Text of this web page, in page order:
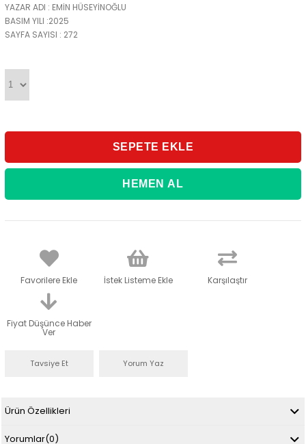
YAZAR ADI : EMİN HÜSEYİNOĞLU
BASIM YILI :2025
SAYFA SAYISI : 272
Favorilere Ekle İstek Listeme Ekle Karşılaştır
Fiyat Düşünce Haber
Ver
Tavsiye Et Yorum Yaz
Ürün Özellikleri
Yorumlar(0)